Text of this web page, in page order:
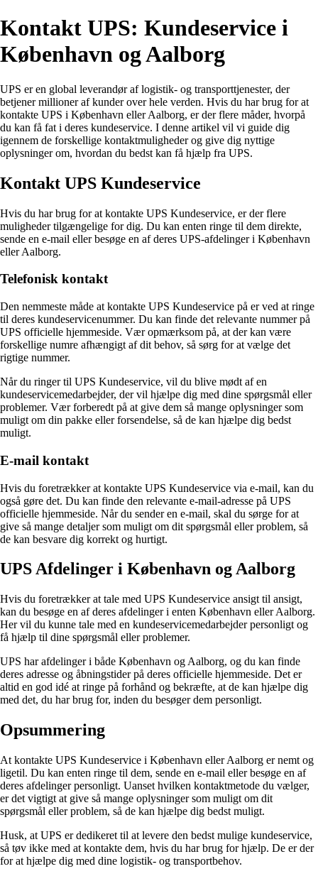
Kontakt UPS: Kundeservice i
København og Aalborg
UPS er en global leverandør af logistik- og transporttjenester, der
betjener millioner af kunder over hele verden. Hvis du har brug for at
kontakte UPS i København eller Aalborg, er der flere måder, hvorpå
du kan få fat i deres kundeservice. I denne artikel vil vi guide dig
igennem de forskellige kontaktmuligheder og give dig nyttige
oplysninger om, hvordan du bedst kan få hjælp fra UPS.
Kontakt UPS Kundeservice
Hvis du har brug for at kontakte UPS Kundeservice, er der flere
muligheder tilgængelige for dig. Du kan enten ringe til dem direkte,
sende en e-mail eller besøge en af deres UPS-afdelinger i København
eller Aalborg.
Telefonisk kontakt
Den nemmeste måde at kontakte UPS Kundeservice på er ved at ringe
til deres kundeservicenummer. Du kan finde det relevante nummer på
UPS officielle hjemmeside. Vær opmærksom på, at der kan være
forskellige numre afhængigt af dit behov, så sørg for at vælge det
rigtige nummer.
Når du ringer til UPS Kundeservice, vil du blive mødt af en
kundeservicemedarbejder, der vil hjælpe dig med dine spørgsmål eller
problemer. Vær forberedt på at give dem så mange oplysninger som
muligt om din pakke eller forsendelse, så de kan hjælpe dig bedst
muligt.
E-mail kontakt
Hvis du foretrækker at kontakte UPS Kundeservice via e-mail, kan du
også gøre det. Du kan finde den relevante e-mail-adresse på UPS
officielle hjemmeside. Når du sender en e-mail, skal du sørge for at
give så mange detaljer som muligt om dit spørgsmål eller problem, så
de kan besvare dig korrekt og hurtigt.
UPS Afdelinger i København og Aalborg
Hvis du foretrækker at tale med UPS Kundeservice ansigt til ansigt,
kan du besøge en af deres afdelinger i enten København eller Aalborg.
Her vil du kunne tale med en kundeservicemedarbejder personligt og
få hjælp til dine spørgsmål eller problemer.
UPS har afdelinger i både København og Aalborg, og du kan finde
deres adresse og åbningstider på deres officielle hjemmeside. Det er
altid en god idé at ringe på forhånd og bekræfte, at de kan hjælpe dig
med det, du har brug for, inden du besøger dem personligt.
Opsummering
At kontakte UPS Kundeservice i København eller Aalborg er nemt og
ligetil. Du kan enten ringe til dem, sende en e-mail eller besøge en af
deres afdelinger personligt. Uanset hvilken kontaktmetode du vælger,
er det vigtigt at give så mange oplysninger som muligt om dit
spørgsmål eller problem, så de kan hjælpe dig bedst muligt.
Husk, at UPS er dedikeret til at levere den bedst mulige kundeservice,
så tøv ikke med at kontakte dem, hvis du har brug for hjælp. De er der
for at hjælpe dig med dine logistik- og transportbehov.